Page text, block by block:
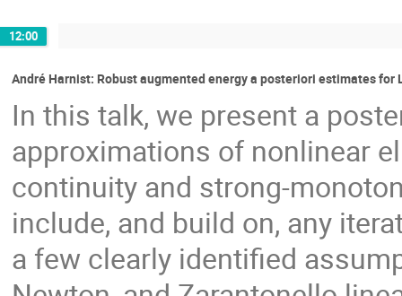
12:00
André Harnist: Robust augmented energy a posteriori estimates
In this talk, we present a
approximations of nonlinear
continuity and strong-
include, and build on, any
a few clearly identified